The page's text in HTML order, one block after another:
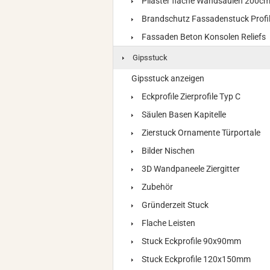
Brandschutz Fassadenstuck
Fassaden Beton Konsolen Reliefs
Gipsstuck
Gipsstuck anzeigen
Eckprofile Zierprofile Typ C
Säulen Basen Kapitelle
Zierstuck Ornamente Türportale
Bilder Nischen
3D Wandpaneele Ziergitter
Zubehör
Gründerzeit Stuck
Flache Leisten
Stuck Eckprofile 90x90mm
Stuck Eckprofile 120x150mm